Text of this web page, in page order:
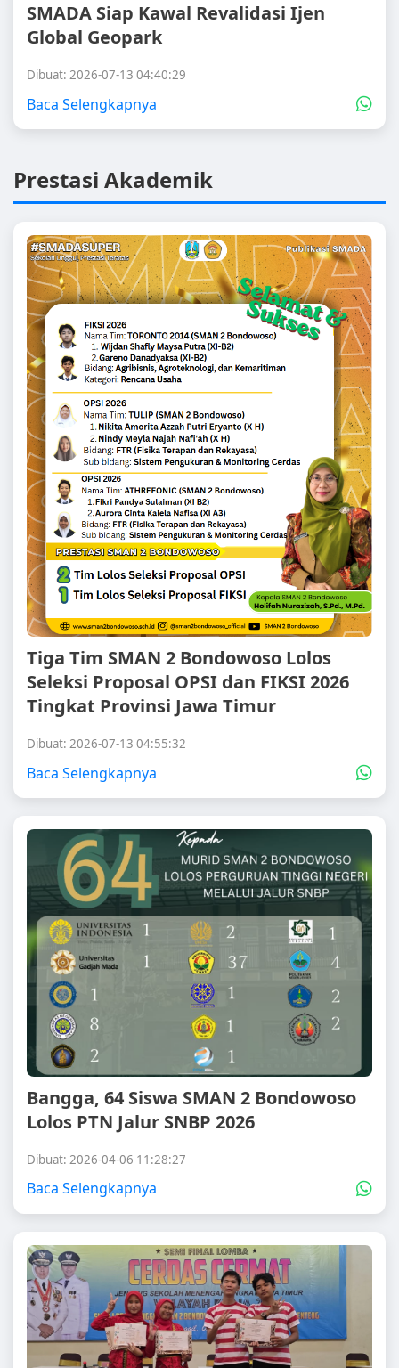
SMADA Siap Kawal Revalidasi Ijen
Global Geopark
Dibuat: 2026-07-13 04:40:29
Baca Selengkapnya
Prestasi Akademik
Tiga Tim SMAN 2 Bondowoso Lolos
Seleksi Proposal OPSI dan FIKSI 2026
Tingkat Provinsi Jawa Timur
Dibuat: 2026-07-13 04:55:32
Baca Selengkapnya
Bangga, 64 Siswa SMAN 2 Bondowoso
Lolos PTN Jalur SNBP 2026
Dibuat: 2026-04-06 11:28:27
Baca Selengkapnya